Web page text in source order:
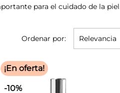
para el cuidado de la
Ordenar por: Relevancia
¡En oferta!
-10%